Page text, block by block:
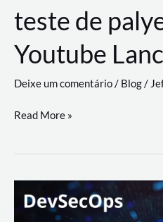
de
trabalho
com
a
workflows
teste de
Youtube
Deixe um comentário/ Blog/
teste
palyer
Lance
Read More »